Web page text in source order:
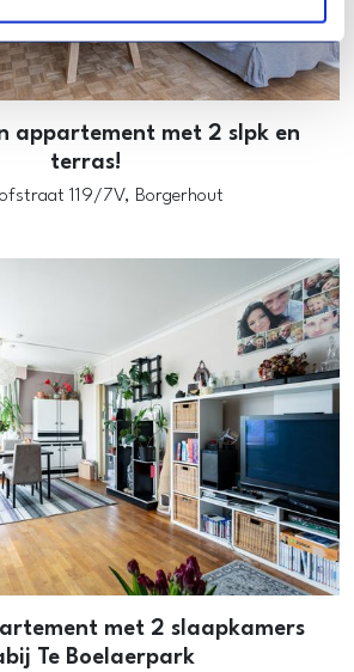
appartement met 2 slpk en
terras!
119/7V, Borgerhout
met 2 slaapkamers
Te Boelaerpark